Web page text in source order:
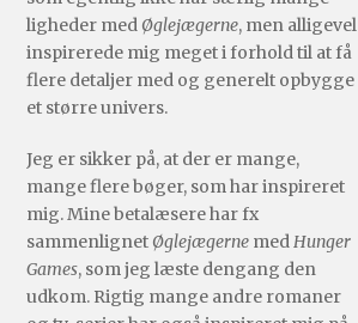
ligheder med Øglejægerne, men alligevel
inspirerede mig meget i forhold til at få
flere detaljer med og generelt opbygge
et større univers.
Jeg er sikker på, at der er mange,
mange flere bøger, som har inspireret
mig. Mine betalæsere har fx
sammenlignet Øglejægerne medHunger
Games, som jeg læste dengang den
udkom. Rigtig mange andre romaner